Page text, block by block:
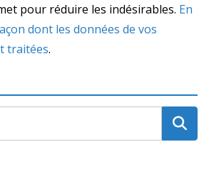
pour réduire les indésirables. En
dont les données de vos
traitées.